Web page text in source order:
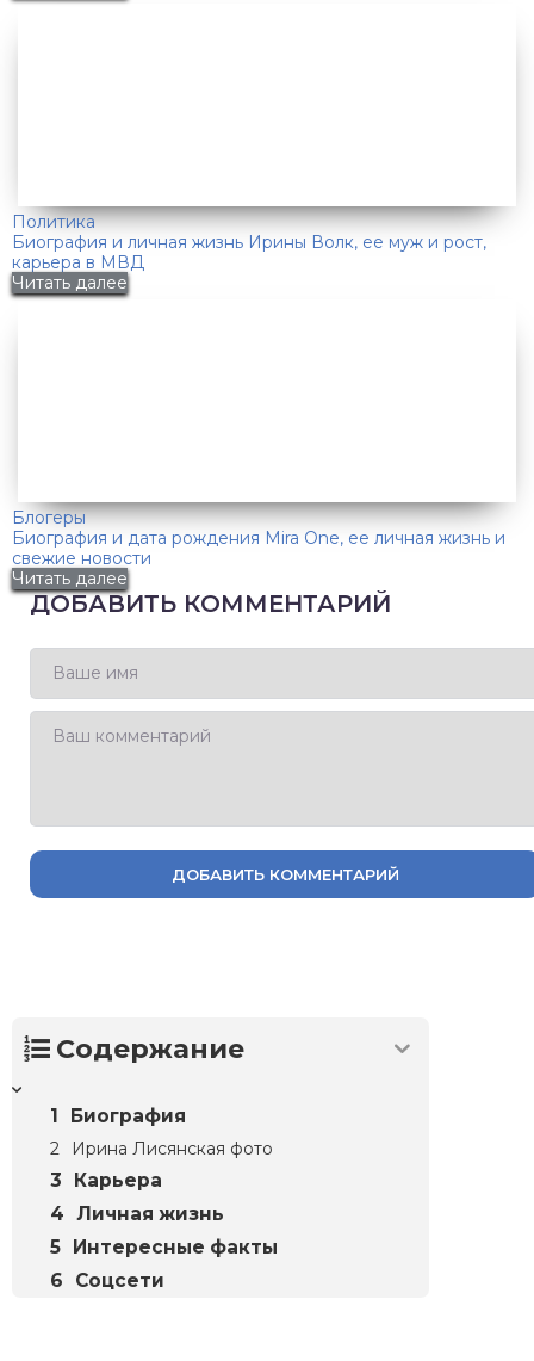
Политика
Биография и личная жизнь Ирины Волк, ее муж и рост,
карьера в МВД
Читать далее
Блогеры
Биография и дата рождения Mira One, ее личная жизнь и
свежие новости
Читать далее
ДОБАВИТЬ КОММЕНТАРИЙ
ДОБАВИТЬ КОММЕНТАРИЙ
Содержание
Биография
Ирина Лисянская фото
Карьера
Личная жизнь
Интересные факты
Соцсети